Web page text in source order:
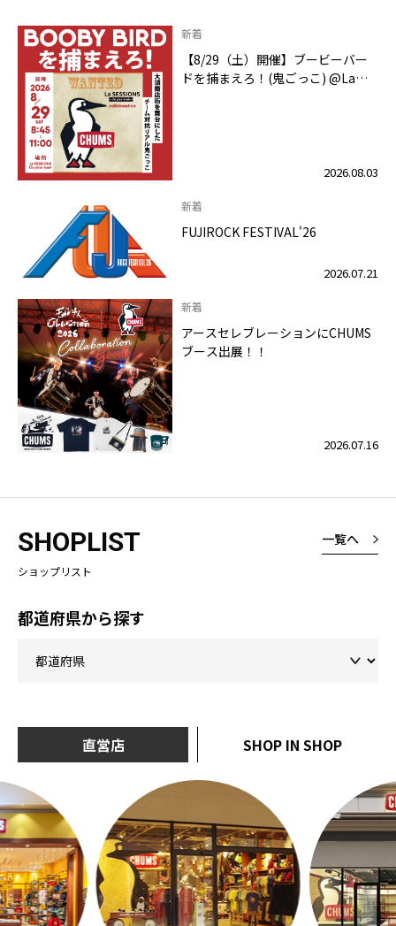
新着
【8/29（土）開催】ブービーバー
ドを捕まえろ！(鬼ごっこ) @La
2026.08.03
新着
FUJIROCK FESTIVAL'26
2026.07.21
新着
アースセレブレーションにCHUMS
ブース出展！！
2026.07.16
SHOPLIST
ショップリスト
一覧へ
都道府県から探す
直営店 SHOP IN SHOP